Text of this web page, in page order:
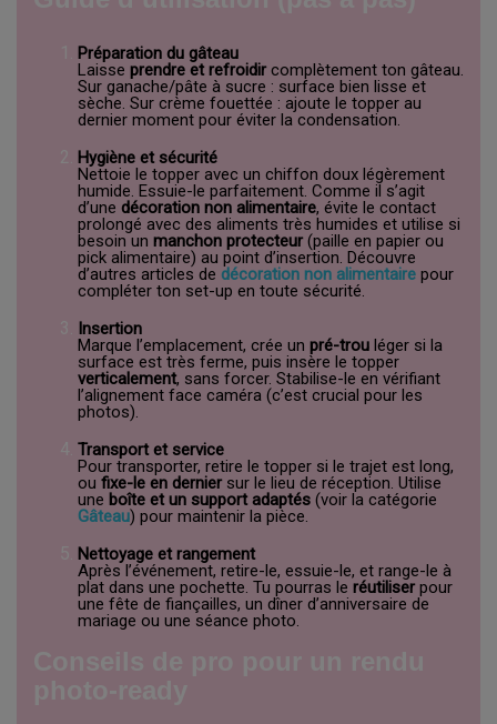
Préparation du gâteau
Laisse prendre et refroidircomplètement ton gâteau.
Sur ganache/pâte à sucre : surface bien lisse et
sèche. Sur crème fouettée : ajoute le topper au
dernier moment pour éviter la condensation.
Hygiène et sécurité
Nettoie le topper avec un chiffon doux légèrement
humide. Essuie-le parfaitement. Comme il s’agit
d’une décoration non alimentaire, évite le contact
prolongé avec des aliments très humides et utilise si
besoin un manchon protecteur(paille en papier ou
pick alimentaire) au point d’insertion. Découvre
d’autres articles de décoration non alimentaire pour
compléter ton set-up en toute sécurité.
Insertion
Marque l’emplacement, crée un pré-trou léger si la
surface est très ferme, puis insère le topper
verticalement, sans forcer. Stabilise-le en vérifiant
l’alignement face caméra (c’est crucial pour les
photos).
Transport et service
Pour transporter, retire le topper si le trajet est long,
ou fixe-le en derniersur le lieu de réception. Utilise
une boîte et un support adaptés (voir la catégorie
Gâteau) pour maintenir la pièce.
Nettoyage et rangement
Après l’événement, retire-le, essuie-le, et range-le à
plat dans une pochette. Tu pourras le réutiliserpour
une fête de fiançailles, un dîner d’anniversaire de
mariage ou une séance photo.